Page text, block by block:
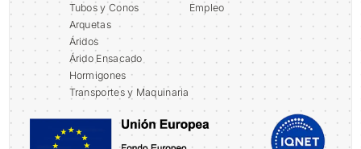
Tubos y Conos
Arquetas
Áridos
Árido Ensacado
Hormigones
Transportes y Maquinaria
Empleo